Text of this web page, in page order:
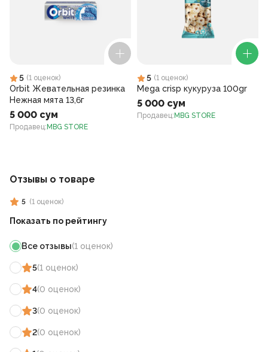
5 (1 оценок)
Orbit Жевательная резинка
Нежная мята 13,6г
5 000 сум
Продавец: MBG STORE
5 (1 оценок)
Mega crisp кукуруза 100gr
5 000 сум
Продавец: MBG STORE
Отзывы о товаре
5 (1 оценок)
Показать по рейтингу
Все отзывы(1 оценок)
5(1 оценок)
4(0 оценок)
3(0 оценок)
2(0 оценок)